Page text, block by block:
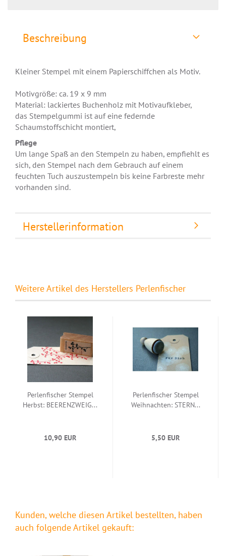
Beschreibung
Kleiner Stempel mit einem Papierschiffchen als Motiv.
Motivgröße: ca. 19 x 9 mm
Material: lackiertes Buchenholz mit Motivaufkleber,
das Stempelgummi ist auf eine federnde
Schaumstoffschicht montiert,
Pflege
Um lange Spaß an den Stempeln zu haben, empfiehlt es
sich, den Stempel nach dem Gebrauch auf einem
feuchten Tuch auszustempeln bis keine Farbreste mehr
vorhanden sind.
Herstellerinformation
Weitere Artikel des Herstellers Perlenfischer
Perlenfischer Stempel
Herbst: BEERENZWEIG...
10,90 EUR
Perlenfischer Stempel
Weihnachten: STERN...
5,50 EUR
Kunden, welche diesen Artikel bestellten, haben
auch folgende Artikel gekauft: